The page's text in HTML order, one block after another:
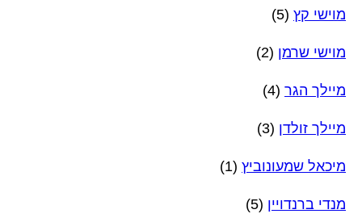
מוישי קץ (5)
מוישי שרמן (2)
מיילך הגר (4)
מיילך זולדן (3)
מיכאל שמעונוביץ (1)
מנדי ברנדויין (5)